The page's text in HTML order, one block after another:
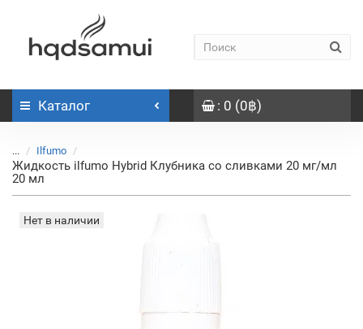
Каталог : 0 (0฿)
... Ilfumo
Жидкость ilfumo Hybrid Клубника со сливками 20 мг/мл
20 мл
Нет в наличии